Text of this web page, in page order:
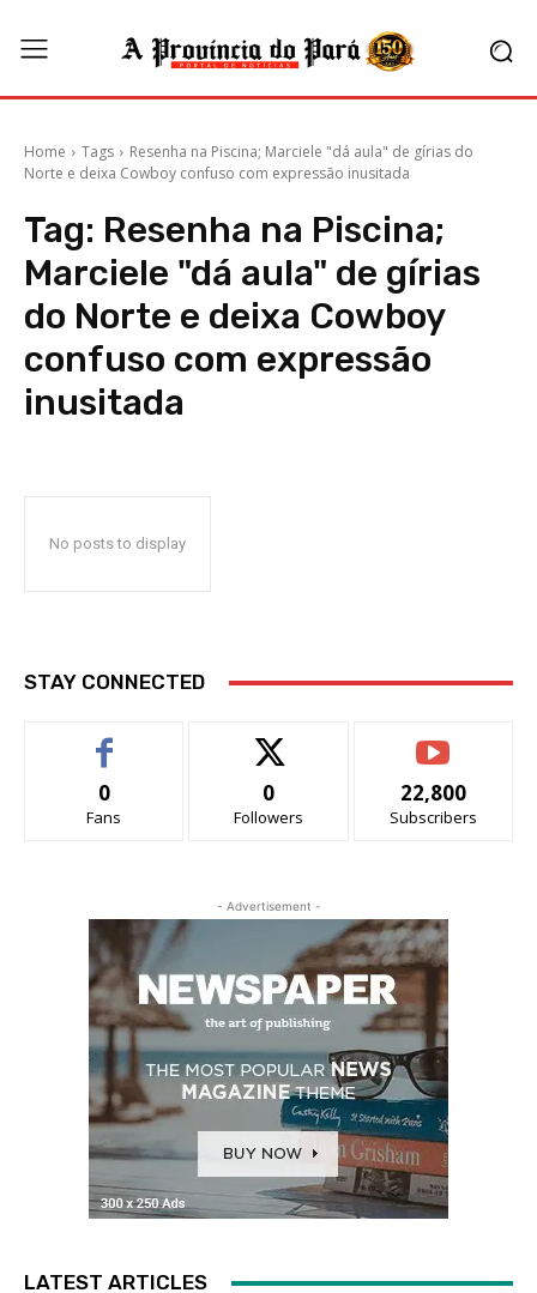
Home Tags
Resenha na Piscina; Marciele "dá aula" de gírias do
Norte e deixa Cowboy confuso com expressão inusitada
Tag: Resenha na Piscina;
Marciele "dá aula" de gírias
do Norte e deixa Cowboy
confuso com expressão
inusitada
No posts to display
STAY CONNECTED
0
Fans
0
Followers
22,800
Subscribers
- Advertisement -
LATEST ARTICLES